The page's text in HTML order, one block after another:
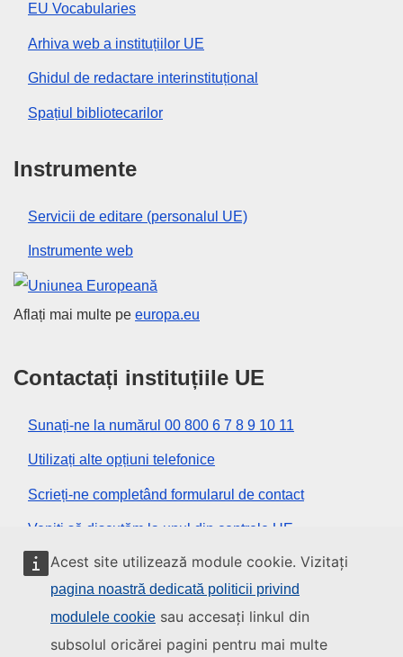
Acest site utilizează module cookie. Vizitați
pagina noastră dedicată politicii privind
modulele cookie sau accesați linkul din
subsolul oricărei pagini pentru mai multe
EU Vocabularies
Arhiva web a instituțiilor UE
Ghidul de redactare interinstituțional
Spațiul bibliotecarilor
Instrumente
Servicii de editare (personalul UE)
Instrumente web
Uniunea Europeană
Aflați mai multe pe europa.eu
Contactați instituțiile UE
Sunați-ne la numărul 00 800 6 7 8 9 10 11
Utilizați alte opțiuni telefonice
Scrieți-ne completând formularul de contact
Veniți să discutăm la unul din centrele UE
Rețele sociale